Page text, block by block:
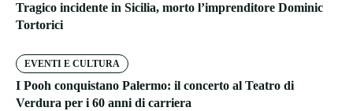
Tragico incidente in Sicilia, morto l’imprenditore Dominic
Tortorici
EVENTI E CULTURA
I Pooh conquistano Palermo: il concerto al Teatro di
Verdura per i 60 anni di carriera